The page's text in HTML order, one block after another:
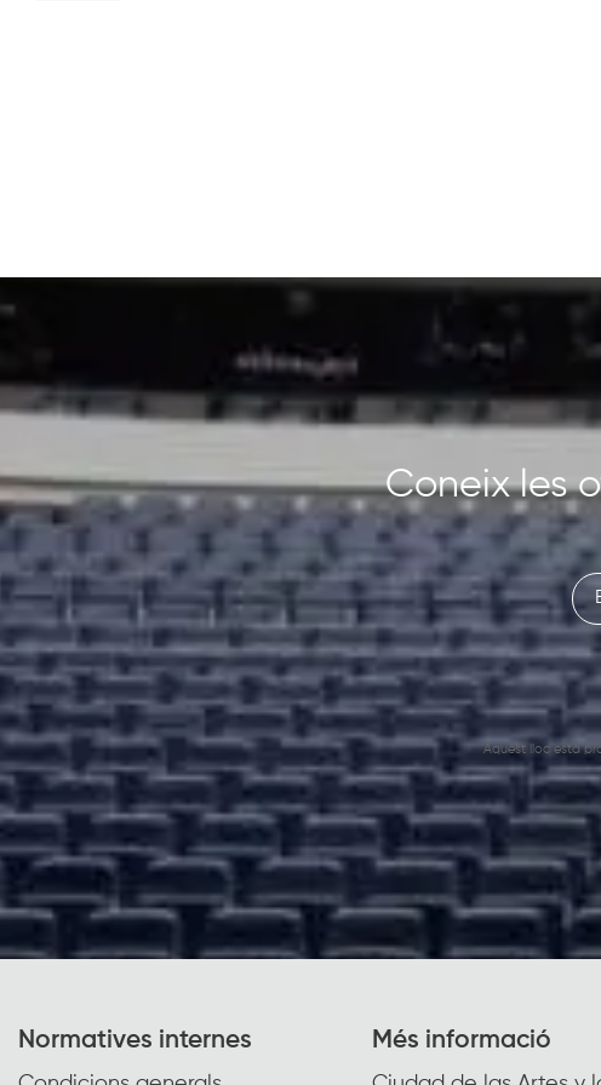
Coneix les
Aquest lloc està
Normatives internes Més informació